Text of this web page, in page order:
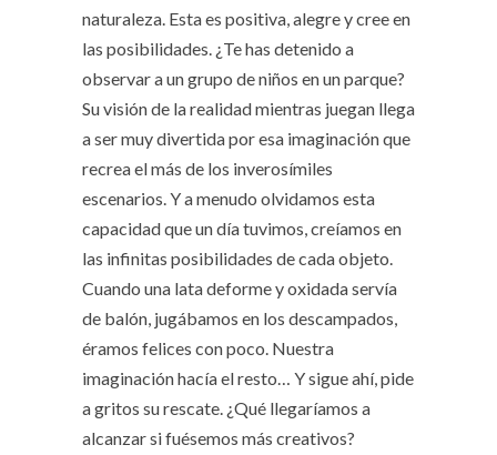
naturaleza. Esta es positiva, alegre y cree en
las posibilidades. ¿Te has detenido a
observar a un grupo de niños en un parque?
Su visión de la realidad mientras juegan llega
a ser muy divertida por esa imaginación que
recrea el más de los inverosímiles
escenarios. Y a menudo olvidamos esta
capacidad que un día tuvimos, creíamos en
las infinitas posibilidades de cada objeto.
Cuando una lata deforme y oxidada servía
de balón, jugábamos en los descampados,
éramos felices con poco. Nuestra
imaginación hacía el resto… Y sigue ahí, pide
a gritos su rescate. ¿Qué llegaríamos a
alcanzar si fuésemos más creativos?